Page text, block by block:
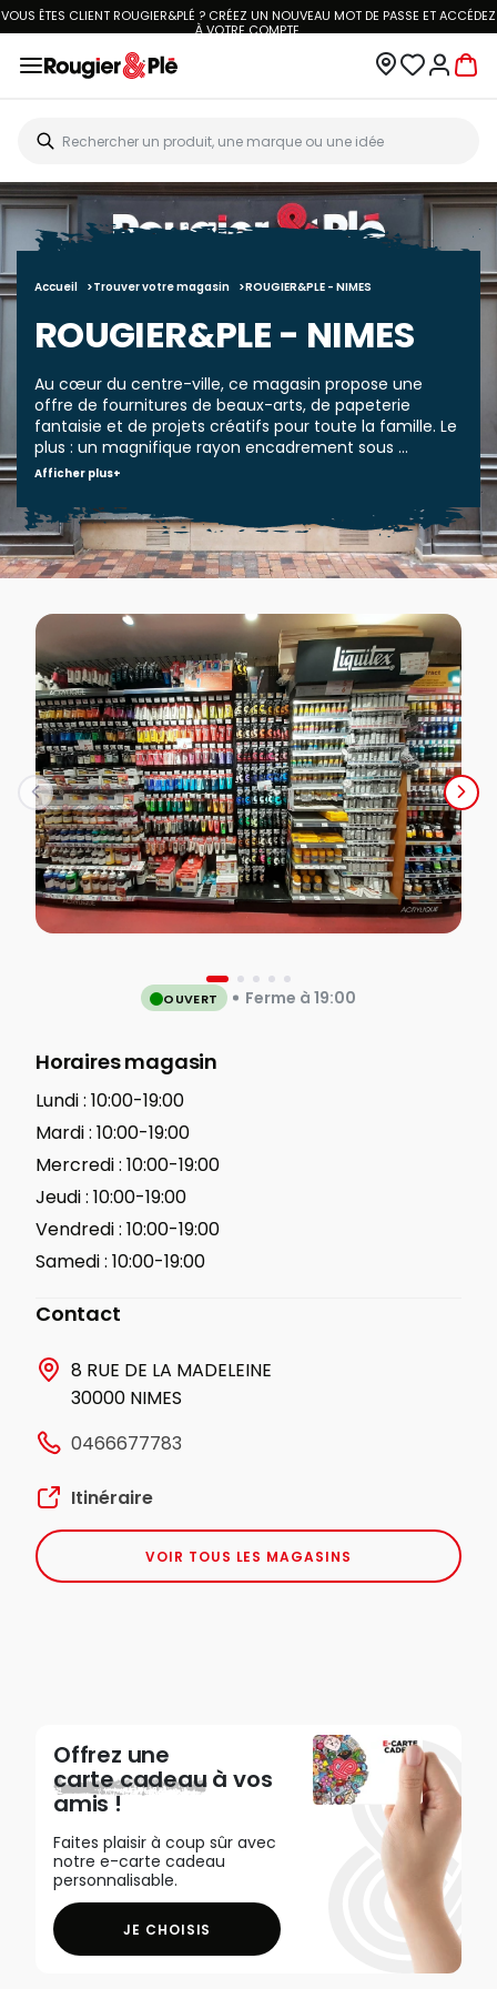
VOUS ÊTES CLIENT ROUGIER&PLÉ ? CRÉEZ UN NOUVEAU MOT DE PASSE ET ACCÉDEZ
ÀVOTRE COMPTE.
Accueil Trouver votre magasin ROUGIER&PLE - NIMES
ROUGIER&PLE - NIMES
Au cœur du centre-ville, ce magasin propose une
offre de fournitures de beaux-arts, de papeterie
fantaisie et de projets créatifs pour toute la famille. Le
plus : un magnifique rayon encadrement sous ...
Afficher plus
OUVERT Ferme à 19:00
Horaires magasin
Lundi : 10:00-19:00
Mardi : 10:00-19:00
Mercredi : 10:00-19:00
Jeudi : 10:00-19:00
Vendredi : 10:00-19:00
Samedi : 10:00-19:00
Contact
8 RUE DE LA MADELEINE
30000 NIMES
0466677783
Itinéraire
VOIR TOUS LES MAGASINS
Offrez une
carte cadeauà vos
amis !
Faites plaisir à coup sûr avec
notre e-carte cadeau
personnalisable.
JE CHOISIS